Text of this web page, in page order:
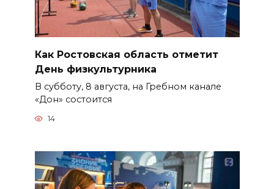
Как Ростовская область отметит
День физкультурника
В субботу, 8 августа, на Гребном канале
«Дон» состоится
14